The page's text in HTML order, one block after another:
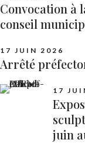
Convocation à
conseil
17 JUIN 2026
Arrêté
17
juin